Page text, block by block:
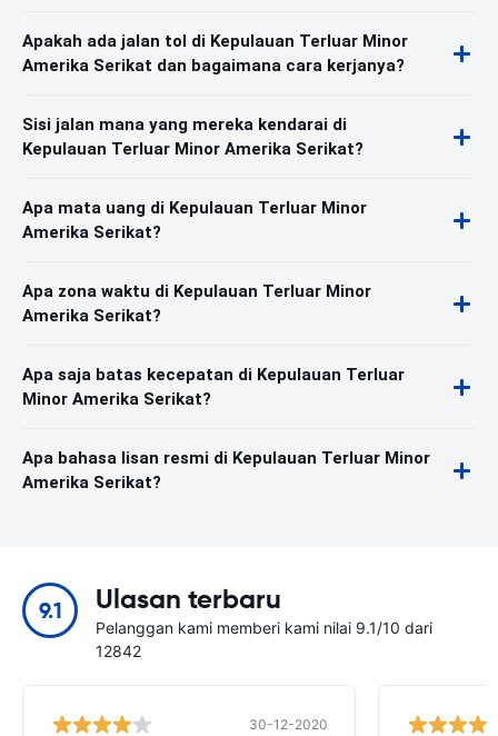
Apakah ada jalan tol di Kepulauan Terluar Minor
Amerika Serikat dan bagaimana cara kerjanya?
Sisi jalan mana yang mereka kendarai di
Kepulauan Terluar Minor Amerika Serikat?
Apa mata uang di Kepulauan Terluar Minor
Amerika Serikat?
Apa zona waktu di Kepulauan Terluar Minor
Amerika Serikat?
Apa saja batas kecepatan di Kepulauan Terluar
Minor Amerika Serikat?
Apa bahasa lisan resmi di Kepulauan Terluar Minor
Amerika Serikat?
9.1 Ulasan terbaru
Pelanggan kami memberi kami nilai 9.1/10 dari
12842
30-12-2020